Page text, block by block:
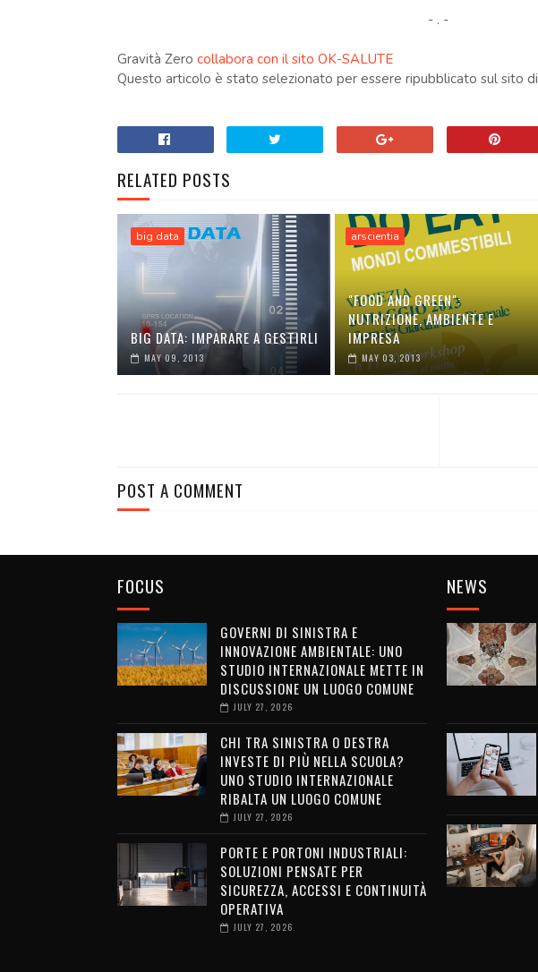
- . -
Gravità Zero collabora con il sito OK-SALUTE
Questo articolo è stato selezionato per essere ripubblicato sul sito di
RELATED POSTS
big data
BIG DATA: IMPARARE A GESTIRLI
MAY 09, 2013
arscientia
"FOOD AND GREEN":
NUTRIZIONE, AMBIENTE E
IMPRESA
MAY 03, 2013
POST A COMMENT
FOCUS
GOVERNI DI SINISTRA E
INNOVAZIONE AMBIENTALE: UNO
STUDIO INTERNAZIONALE METTE IN
DISCUSSIONE UN LUOGO COMUNE
JULY 27, 2026
CHI TRA SINISTRA O DESTRA
INVESTE DI PIÙ NELLA SCUOLA?
UNO STUDIO INTERNAZIONALE
RIBALTA UN LUOGO COMUNE
JULY 27, 2026
PORTE E PORTONI INDUSTRIALI:
SOLUZIONI PENSATE PER
SICUREZZA, ACCESSI E CONTINUITÀ
OPERATIVA
JULY 27, 2026
NEWS